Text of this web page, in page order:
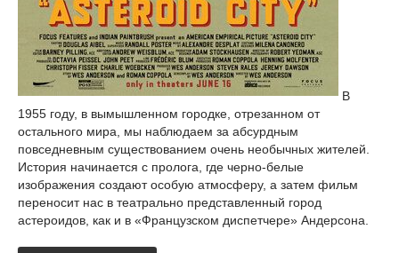
В
1955 году, в вымышленном городке, отрезанном от
остального мира, мы наблюдаем за абсурдным
повседневным существованием очень необычных жителей.
История начинается с пролога, где черно-белые
изображения создают особую атмосферу, а затем фильм
переносит нас в театрально представленный город
астероидов, как и в «Французском диспетчере» Андерсона.